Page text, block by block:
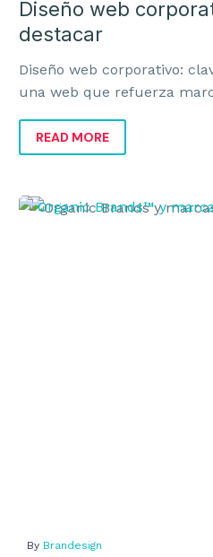
Diseño web
destacar
Diseño web corporativo:
una web que refuerza
READ MORE
By Brandesign